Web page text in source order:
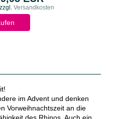
Versandkosten
im Advent und denken
Vorweihnachtszeit an die